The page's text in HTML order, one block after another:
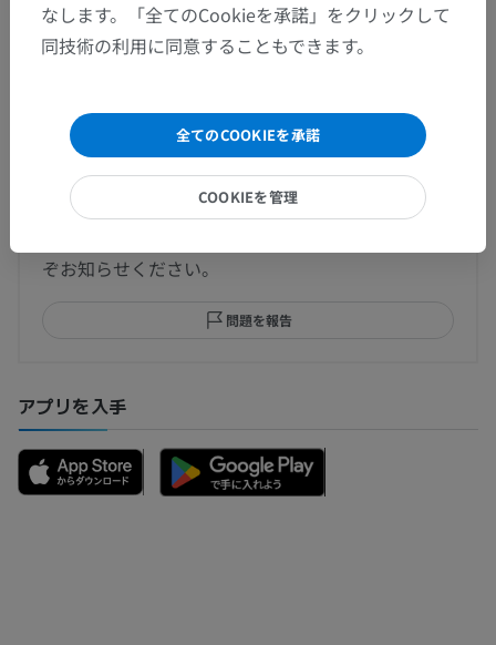
間違いを発見しましたか？
ぞお知らせください。
問題を報告
アプリを入手
なします。「全てのCookieを承諾」をクリックして
同技術の利用に同意することもできます。
全てのCOOKIEを承諾
COOKIEを管理